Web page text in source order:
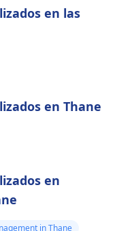
en las
en Thane
en
in Thane